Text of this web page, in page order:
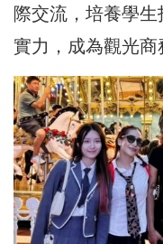
際交流，培養學
實力，成為觀光商